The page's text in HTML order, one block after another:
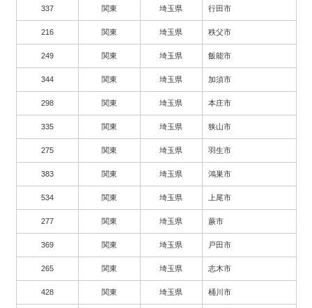
337 関東 埼玉県 行田市
216 関東 埼玉県 秩父市
249 関東 埼玉県 飯能市
344 関東 埼玉県 加須市
298 関東 埼玉県 本庄市
335 関東 埼玉県 狭山市
275 関東 埼玉県 羽生市
383 関東 埼玉県 鴻巣市
534 関東 埼玉県 上尾市
277 関東 埼玉県 蕨市
369 関東 埼玉県 戸田市
265 関東 埼玉県 志木市
428 関東 埼玉県 桶川市